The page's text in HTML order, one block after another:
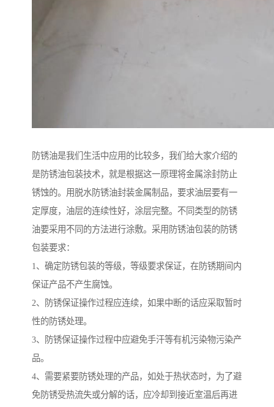
防锈油是我们生活中应用的比较多，我们给大家介绍的
是防锈油包装技术，就是根据这一原理将金属涂封防止
锈蚀的。用脱水防锈油封装金属制品，要求油层要有一
定厚度，油层的连续性好，涂层完整。不同类型的防锈
油要采用不同的方法进行涂敷。采用防锈油包装的防锈
包装要求：
1、确定防锈包装的等级，等级要求保证，在防锈期间内
保证产品不产生腐蚀。
2、防锈保证操作过程应连续，如果中断的话应采取暂时
性的防锈处理。
3、防锈保证操作过程中应避免手汗等有机污染物污染产
品。
4、需要紧要防锈处理的产品，如处于热状态时，为了避
免防锈受热流失或分解的话，应冷却到接近室温后再进